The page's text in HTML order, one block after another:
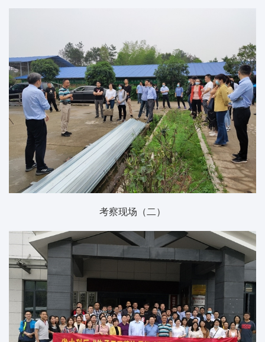
考察现场（二）